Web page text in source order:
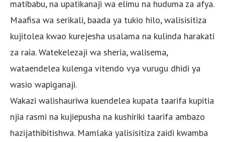
matibabu, na upatikanaji wa elimu na huduma za afya.
Maafisa wa serikali, baada ya tukio hilo, walisisitiza
kujitolea kwao kurejesha usalama na kulinda harakati
za raia. Watekelezaji wa sheria, walisema,
wataendelea kulenga vitendo vya vurugu dhidi ya
wasio wapiganaji.
Wakazi walishauriwa kuendelea kupata taarifa kupitia
njia rasmi na kujiepusha na kushiriki taarifa ambazo
hazijathibitishwa. Mamlaka yalisisitiza zaidi kwamba